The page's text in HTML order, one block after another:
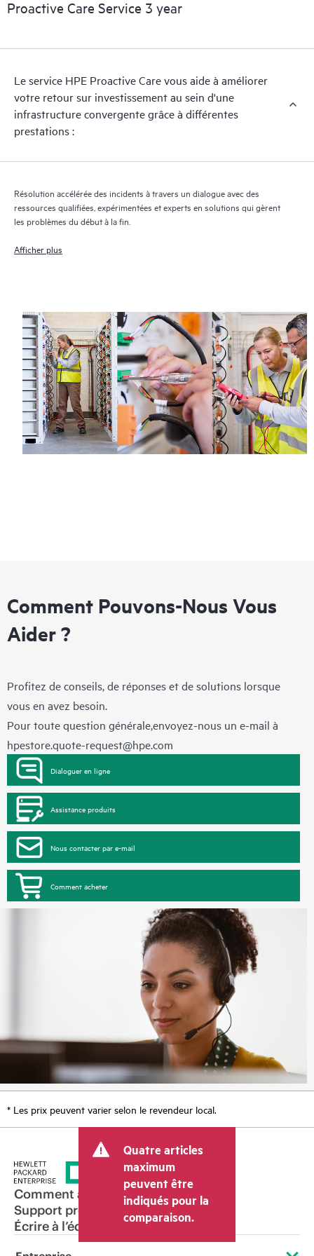
Proactive Care Service 3 year
Le service HPE Proactive Care vous aide à améliorer
votre retour sur investissement au sein d'une
infrastructure convergente grâce à différentes
prestations :
Résolution accélérée des incidents à travers un dialogue avec des
ressources qualifiées, expérimentées et experts en solutions qui gèrent
les problèmes du début à la fin.
Afficher plus
Comment Pouvons-Nous Vous
Aider ?
Profitez de conseils, de réponses et de solutions lorsque
vous en avez besoin.
Pour toute question générale,envoyez-nous un e-mail à
hpestore.quote-request@hpe.com
Dialoguer en ligne
Assistance produits
Nous contacter par e-mail
Comment acheter
* Les prix peuvent varier selon le revendeur local.
Quatre articles
maximum
peuvent être
indiqués pour la
comparaison.
Comment acheter
Support produit
Écrire à l’équipe commerciale